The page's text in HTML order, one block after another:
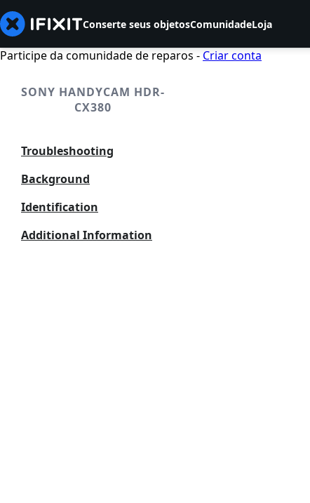
Conserte seus objetosComunidadeLoja
Participe da comunidade de reparos - Criar conta
SONY HANDYCAM HDR-
CX380
Troubleshooting
Background
Identification
Additional Information